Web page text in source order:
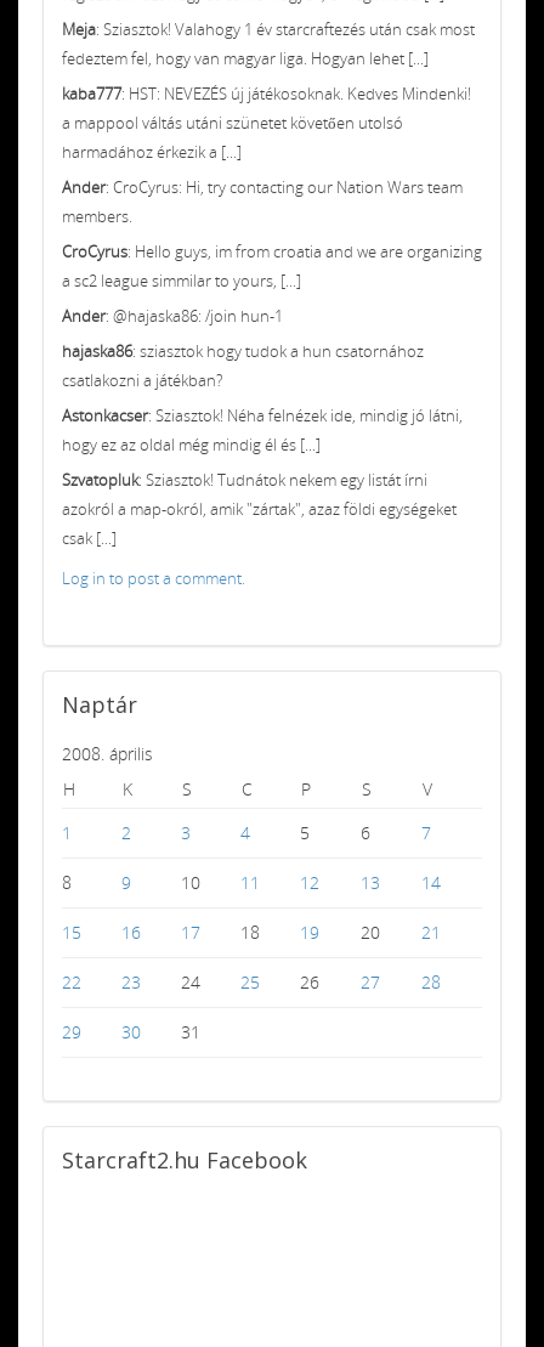
Meja: Sziasztok! Valahogy 1 év starcraftezés után csak most
fedeztem fel, hogy van magyar liga. Hogyan lehet [...]
kaba777: HST: NEVEZÉS új játékosoknak. Kedves Mindenki!
a mappool váltás utáni szünetet követően utolsó
harmadához érkezik a [...]
Ander: CroCyrus: Hi, try contacting our Nation Wars team
members.
CroCyrus: Hello guys, im from croatia and we are organizing
a sc2 league simmilar to yours, [...]
Ander: @hajaska86: /join hun-1
hajaska86: sziasztok hogy tudok a hun csatornához
csatlakozni a játékban?
Astonkacser: Sziasztok! Néha felnézek ide, mindig jó látni,
hogy ez az oldal még mindig él és [...]
Szvatopluk: Sziasztok! Tudnátok nekem egy listát írni
azokról a map-okról, amik "zártak", azaz földi egységeket
csak [...]
Log in to post a comment.
Naptár
2008. április
H
K S C P S
V
1
2 3 4 5 6 7
8 9 10 11 12 13 14
15 16 17 18 19 20 21
22 23 24 25 26 27 28
29 30 31
Starcraft2.hu Facebook